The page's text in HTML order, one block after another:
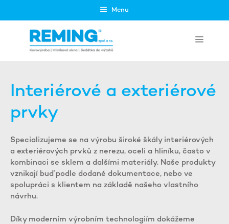
Menu
Menu
Interiérové a exteriérové
prvky
Specializujeme se na výrobu široké škály interiérových
a exteriérových prvků z nerezu, oceli a hliníku, často v
kombinaci se sklem a dalšími materiály. Naše produkty
vznikají buď podle dodané dokumentace, nebo ve
spolupráci s klientem na základě našeho vlastního
návrhu.
Díky moderním výrobním technologiím dokážeme